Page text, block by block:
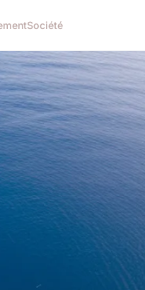
Société